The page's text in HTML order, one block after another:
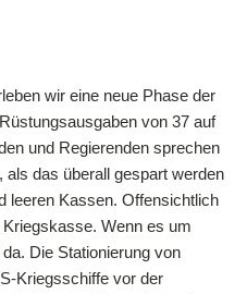
wir eine neue Phase der
von 37 auf
und Regierenden sprechen
das überall gespart werden
leeren Kassen. Offensichtlich
Wenn es um
Die Stationierung von
Kriegsschiffe vor der